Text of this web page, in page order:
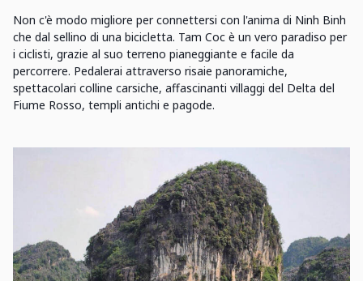
Non c'è modo migliore per connettersi con l'anima di Ninh Binh
che dal sellino di una bicicletta. Tam Coc è un vero paradiso per
i ciclisti, grazie al suo terreno pianeggiante e facile da
percorrere. Pedalerai attraverso risaie panoramiche,
spettacolari colline carsiche, affascinanti villaggi del Delta del
Fiume Rosso, templi antichi e pagode.